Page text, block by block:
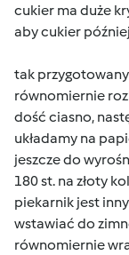
cukier ma duże
aby cukier
tak
równomiernie
dość ciasno,
układamy na
jeszcze do
180 st. na złoty
piekarnik jest
wstawiać do
równomiernie